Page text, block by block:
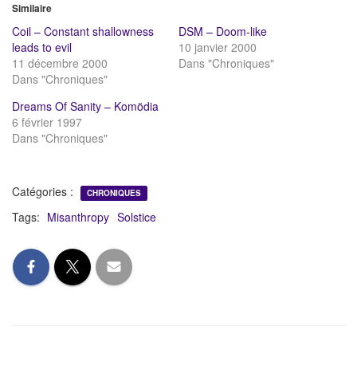
Similaire
Coil – Constant shallowness
leads to evil
11 décembre 2000
Dans "Chroniques"
DSM – Doom-like
10 janvier 2000
Dans "Chroniques"
Dreams Of Sanity – Komödia
6 février 1997
Dans "Chroniques"
Catégories : CHRONIQUES
Tags: Misanthropy Solstice